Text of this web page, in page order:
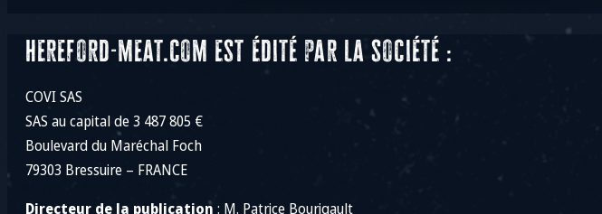
hereford-meat.com est édité par la société :
COVI SAS
SAS au capital de 3 487 805 €
Boulevard du Maréchal Foch
79303 Bressuire – FRANCE
Directeur de la publication : M. Patrice Bourigault